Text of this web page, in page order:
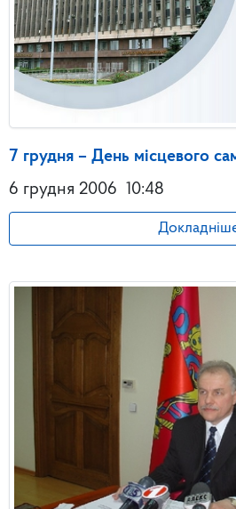
7 грудня – День місцевого
6 грудня 2006 10:48